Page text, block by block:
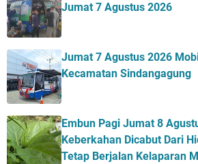
Jumat 7 Agustus 2026
Jumat 7 Agustus 2026
Kecamatan Sindangagung
Embun Pagi Jumat 8
Keberkahan Dicabut Dari
Tetap Berjalan Kelaparan